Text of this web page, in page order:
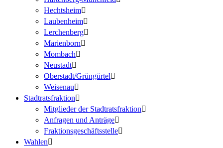
Hechtsheim
Laubenheim
Lerchenberg
Marienborn
Mombach
Neustadt
Oberstadt/Grüngürtel
Weisenau
Stadtratsfraktion
Mitglieder der Stadtratsfraktion
Anfragen und Anträge
Fraktionsgeschäftsstelle
Wahlen